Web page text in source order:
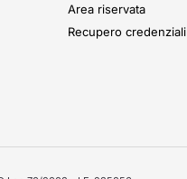
Area riservata
Recupero credenziali